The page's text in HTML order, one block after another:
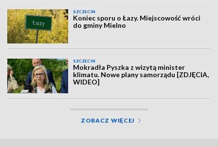
SZCZECIN
Koniec sporu o Łazy. Miejscowość wróci
do gminy Mielno
SZCZECIN
Mokradła Pyszka z wizytą minister
klimatu. Nowe plany samorządu [ZDJĘCIA,
WIDEO]
ZOBACZ WIĘCEJ